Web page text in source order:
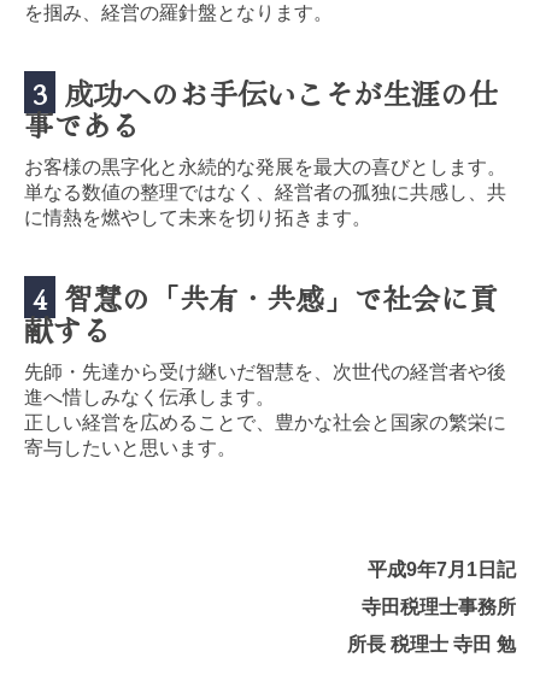
を掴み、経営の羅針盤となります。
3 成功へのお手伝いこそが生涯の仕
事である
お客様の黒字化と永続的な発展を最大の喜びとします。
単なる数値の整理ではなく、経営者の孤独に共感し、共
に情熱を燃やして未来を切り拓きます。
4 智慧の 「共有・共感」 で社会に貢
献する
先師・先達から受け継いだ智慧を、次世代の経営者や後
進へ惜しみなく伝承します。
正しい経営を広めることで、豊かな社会と国家の繁栄に
寄与したいと思います。
平成9年7月1日記
寺田税理士事務所
所長 税理士 寺田 勉